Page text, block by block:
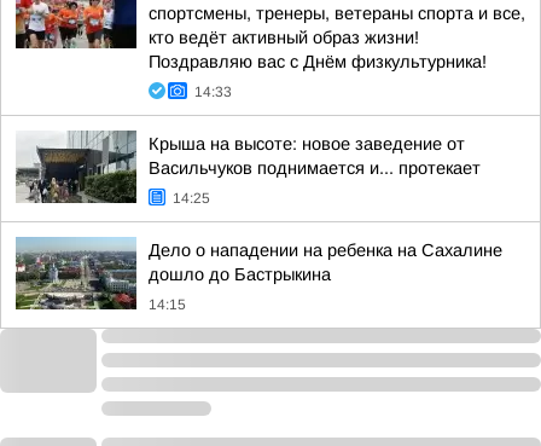
спортсмены, тренеры, ветераны спорта и все,
кто ведёт активный образ жизни!
Поздравляю вас с Днём физкультурника!
14:33
Крыша на высоте: новое заведение от
Васильчуков поднимается и... протекает
14:25
Дело о нападении на ребенка на Сахалине
дошло до Бастрыкина
14:15